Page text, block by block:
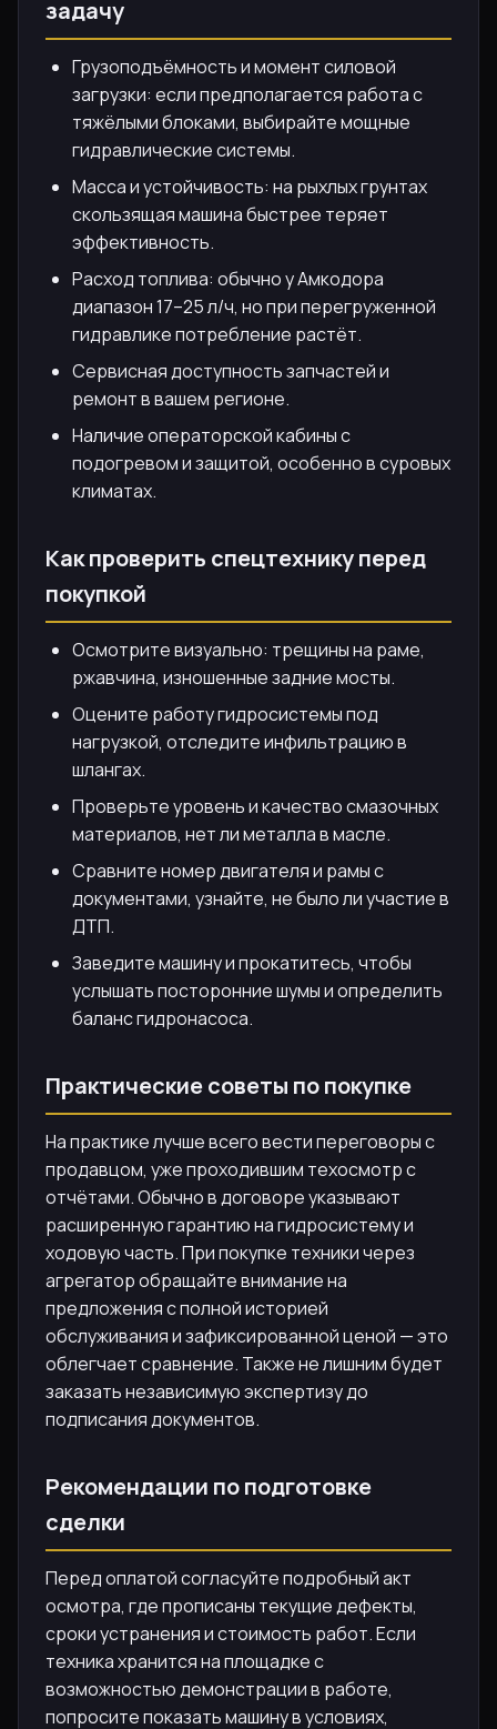
задачу
Грузоподъёмность и момент силовой
загрузки: если предполагается работа с
тяжёлыми блоками, выбирайте мощные
гидравлические системы.
Масса и устойчивость: на рыхлых грунтах
скользящая машина быстрее теряет
эффективность.
Расход топлива: обычно у Амкодора
диапазон 17–25 л/ч, но при перегруженной
гидравлике потребление растёт.
Сервисная доступность запчастей и
ремонт в вашем регионе.
Наличие операторской кабины с
подогревом и защитой, особенно в суровых
климатах.
Как проверить спецтехнику перед
покупкой
Осмотрите визуально: трещины на раме,
ржавчина, изношенные задние мосты.
Оцените работу гидросистемы под
нагрузкой, отследите инфильтрацию в
шлангах.
Проверьте уровень и качество смазочных
материалов, нет ли металла в масле.
Сравните номер двигателя и рамы с
документами, узнайте, не было ли участие в
ДТП.
Заведите машину и прокатитесь, чтобы
услышать посторонние шумы и определить
баланс гидронасоса.
Практические советы по покупке
На практике лучше всего вести переговоры с
продавцом, уже проходившим техосмотр с
отчётами. Обычно в договоре указывают
расширенную гарантию на гидросистему и
ходовую часть. При покупке техники через
агрегатор обращайте внимание на
предложения с полной историей
обслуживания и зафиксированной ценой — это
облегчает сравнение. Также не лишним будет
заказать независимую экспертизу до
подписания документов.
Рекомендации по подготовке
сделки
Перед оплатой согласуйте подробный акт
осмотра, где прописаны текущие дефекты,
сроки устранения и стоимость работ. Если
техника хранится на площадке с
возможностью демонстрации в работе,
попросите показать машину в условиях,